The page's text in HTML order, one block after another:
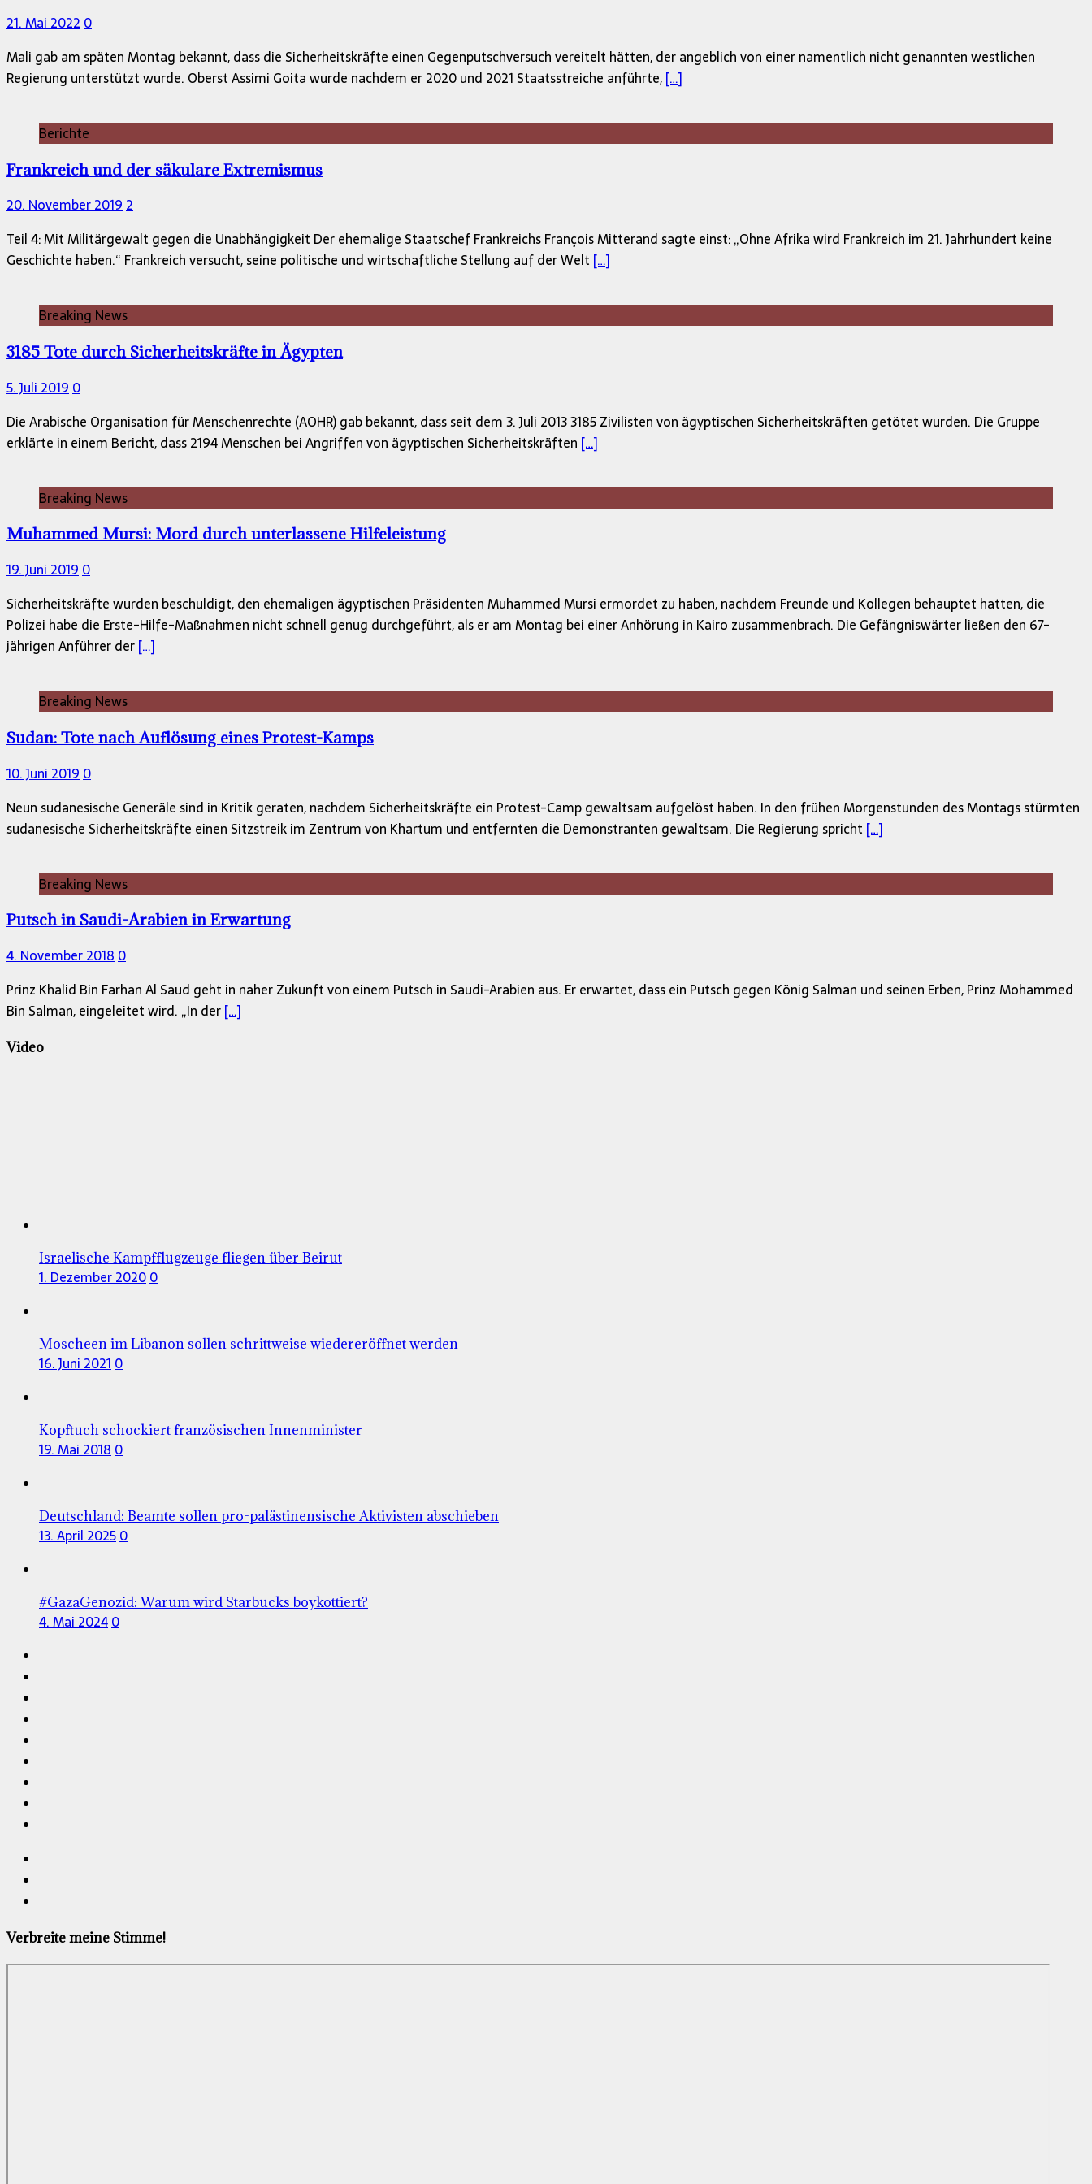
21. Mai 2022 0
Mali gab am späten Montag bekannt, dass die Sicherheitskräfte einen Gegenputschversuch vereitelt hätten, der angeblich von einer namentlich nicht genannten westlichen
Regierung unterstützt wurde. Oberst Assimi Goita wurde nachdem er 2020 und 2021 Staatsstreiche anführte,[…]
Berichte
Frankreich und der säkulare Extremismus
20. November 20192
Teil 4: Mit Militärgewalt gegen die Unabhängigkeit Der ehemalige Staatschef Frankreichs François Mitterand sagte einst: „Ohne Afrika wird Frankreich im 21. Jahrhundert keine
Geschichte haben.“ Frankreich versucht, seine politische und wirtschaftliche Stellung auf der Welt […]
Breaking News
3185 Tote durch Sicherheitskräfte in Ägypten
5. Juli 2019 0
Die Arabische Organisation für Menschenrechte (AOHR) gab bekannt, dass seit dem 3. Juli 2013 3185 Zivilisten von ägyptischen Sicherheitskräften getötet wurden. Die Gruppe
erklärte in einem Bericht, dass 2194 Menschen bei Angriffen von ägyptischen Sicherheitskräften […]
Breaking News
Muhammed Mursi: Mord durch unterlassene Hilfeleistung
19. Juni 2019 0
Sicherheitskräfte wurden beschuldigt, den ehemaligen ägyptischen Präsidenten Muhammed Mursi ermordet zu haben, nachdem Freunde und Kollegen behauptet hatten, die
Polizei habe die Erste-Hilfe-Maßnahmen nicht schnell genug durchgeführt, als er am Montag bei einer Anhörung in Kairo zusammenbrach. Die Gefängniswärter ließen den 67-
jährigen Anführer der[…]
Breaking News
Sudan: Tote nach Auflösung eines Protest-Kamps
10. Juni 2019 0
Neun sudanesische Generäle sind in Kritik geraten, nachdem Sicherheitskräfte ein Protest-Camp gewaltsam aufgelöst haben. In den frühen Morgenstunden des Montags stürmten
sudanesische Sicherheitskräfte einen Sitzstreik im Zentrum von Khartum und entfernten die Demonstranten gewaltsam. Die Regierung spricht […]
Breaking News
Putsch in Saudi-Arabien in Erwartung
4. November 2018 0
Prinz Khalid Bin Farhan Al Saud geht in naher Zukunft von einem Putsch in Saudi-Arabien aus. Er erwartet, dass ein Putsch gegen König Salman und seinen Erben, Prinz Mohammed
Bin Salman, eingeleitet wird. „In der[…]
Video
Israelische Kampfflugzeuge fliegen über Beirut
1. Dezember 20200
Moscheen im Libanon sollen schrittweise wiedereröffnet werden
16. Juni 2021 0
Kopftuch schockiert französischen Innenminister
19. Mai 2018 0
Deutschland: Beamte sollen pro-palästinensische Aktivisten abschieben
13. April 20250
#GazaGenozid: Warum wird Starbucks boykottiert?
4. Mai 20240
Verbreite meine Stimme!